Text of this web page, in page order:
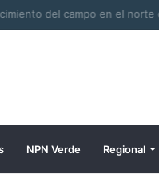
NPN Verde Regional